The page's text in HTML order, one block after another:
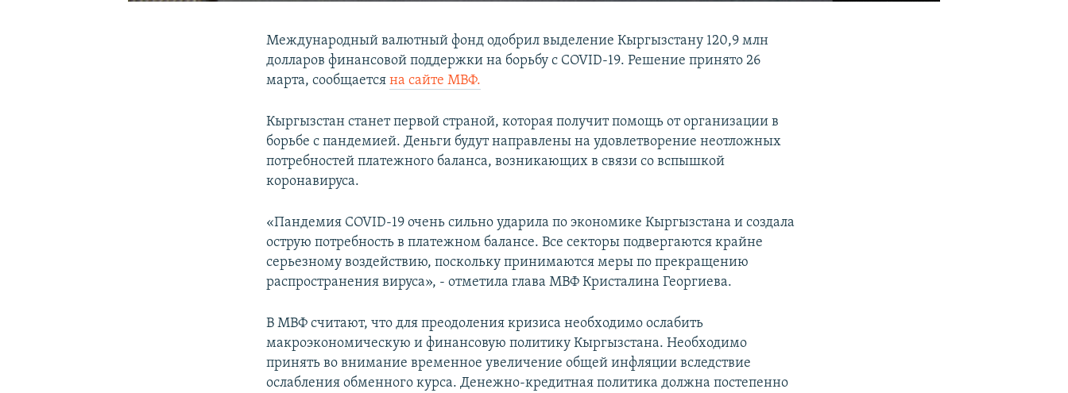
Международный валютный фонд одобрил выделение Кыргызстану 120,9 млн
долларов финансовой поддержки на борьбу с COVID-19. Решение принято 26
марта, сообщаетсяна сайте МВФ.
Кыргызстан станет первой страной, которая получит помощь от организации в
борьбе с пандемией. Деньги будут направлены на удовлетворение неотложных
потребностей платежного баланса, возникающих в связи со вспышкой
коронавируса.
«Пандемия COVID-19 очень сильно ударила по экономике Кыргызстана и создала
острую потребность в платежном балансе. Все секторы подвергаются крайне
серьезному воздействию, поскольку принимаются меры по прекращению
распространения вируса», - отметила глава МВФ Кристалина Георгиева.
В МВФ считают, что для преодоления кризиса необходимо ослабить
макроэкономическую и финансовую политику Кыргызстана. Необходимо
принять во внимание временное увеличение общей инфляции вследствие
ослабления обменного курса. Денежно-кредитная политика должна постепенно